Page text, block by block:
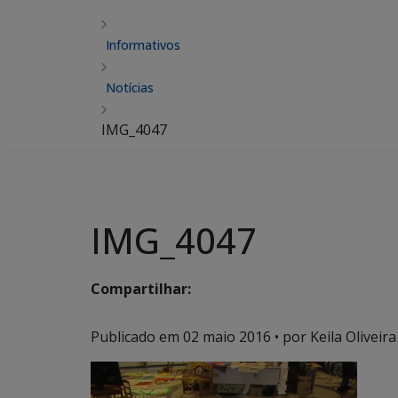
Informativos
Notícias
IMG_4047
IMG_4047
Compartilhar:
Publicado em 02 maio 2016 • por Keila Oliveira